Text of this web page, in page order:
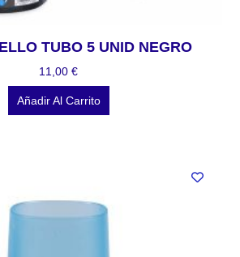
TUBO 5 UNID NEGRO
11,00 €
Añadir Al Carrito